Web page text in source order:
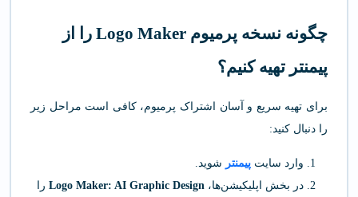
چگونه نسخه پرمیوم Logo Maker را از
پیمنتر تهیه کنیم؟
برای تهیه سریع و آسان اشتراک پرمیوم، کافی است مراحل زیر
را دنبال کنید:
وارد سایت پیمنتر شوید.
در بخش اپلیکیشن‌ها، Logo Maker: AI Graphic Design را